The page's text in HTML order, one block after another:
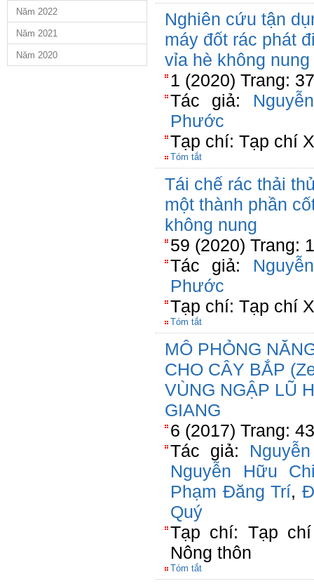
Năm 2022
Năm 2021
Năm 2020
Nghiên cứu tận
máy đốt rác phát
vỉa hè không nung
1 (2020) Trang:
Tác giả:
Phước
Tạp chí: Tạp chí
Tóm tắt
Tái chế rác thải
một thành phần
không nung
59 (2020) Trang:
Tác giả:
Phước
Tạp chí: Tạp chí
Tóm tắt
MÔ PHỎNG
CHO CÂY BẮP
VÙNG NGẬP LŨ
GIANG
6 (2017) Trang:
Tác giả:
Nguyễn Hữu
Phạm Đăng Trí,
Quý
Tạp chí: Tạp
Nông thôn
Tóm tắt